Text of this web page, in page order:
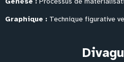
Graphique : Technique figurative